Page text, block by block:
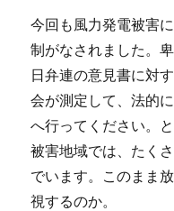
今回も風力発電被害
制がなされました。
日弁連の意見書に対
会が測定して、法的に
へ行ってください。
被害地域では、たく
でいます。 このまま
視するのか。